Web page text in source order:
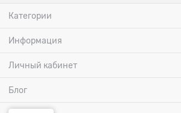
Категории
Информация
Личный кабинет
Блог